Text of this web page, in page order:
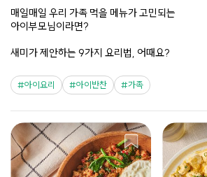
매일매일 우리 가족 먹을 메뉴가 고민되는
아이부모님이라면?
새미가 제안하는 9가지 요리법, 어때요?
아이요리 아이반찬 가족